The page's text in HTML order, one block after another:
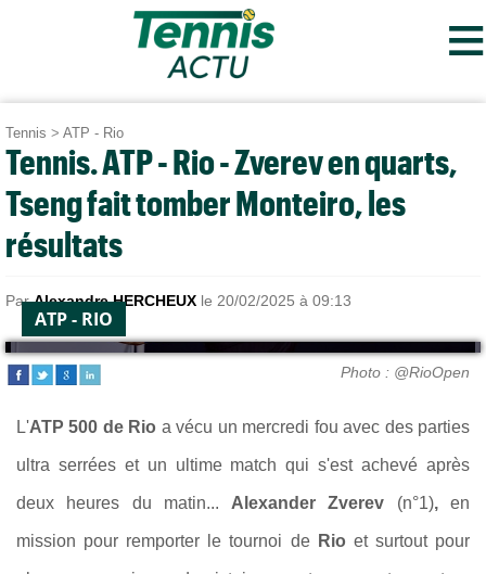
≡
Tennis > ATP - Rio
Tennis. ATP - Rio - Zverev en quarts,
Tseng fait tomber Monteiro, les
résultats
ParAlexandre HERCHEUX le 20/02/2025 à 09:13
ATP - RIO
Photo : @RioOpen
L'ATP 500 de Rio a vécu un mercredi fou avec des parties
ultra serrées et un ultime match qui s'est achevé après
deux heures du matin... Alexander Zverev (n°1),en
mission pour remporter le tournoi de Rio et surtout pour